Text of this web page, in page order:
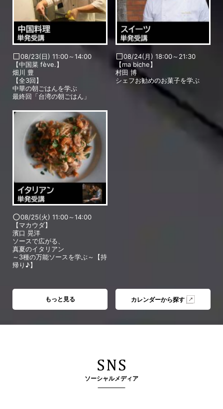
08/23(日) 11:00～14:00
【中国菜 fève.】
畑川 豊
【全3回】
中華の朝ごはんを学ぶ
最終回「台湾の朝ごはん」
08/24(月) 18:00～21:30
【ma biche】
村田 博
シェフお勧めのお菓子を学ぶ
08/25(火) 11:00～14:00
【マカウダ】
濱口 晃洋
ソースで広がる、
真夏のイタリアン
～3種の万能ソースを学ぶ～【持
帰り♪】
もっと見る カレンダーから探す
ソーシャルメディア